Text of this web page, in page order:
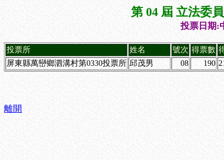
第 04 屆 立法委
投票日期:
投票所 姓名 號次 得票數
屏東縣萬巒鄉泗溝村第0330投票所 邱茂男 08 190
離開